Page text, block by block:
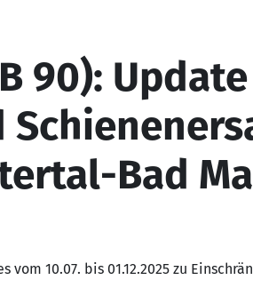
90):
Bad
10.07. bis 01.12.2025 zu